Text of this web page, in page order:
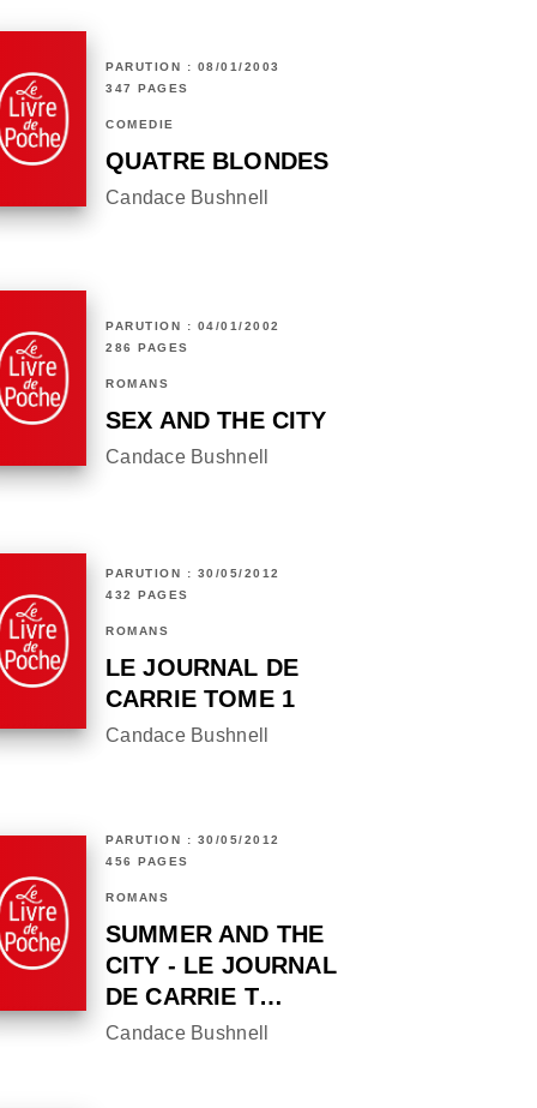
PARUTION : 08/01/2003
347 PAGES
COMÉDIE
QUATRE BLONDES
Candace Bushnell
PARUTION : 04/01/2002
286 PAGES
ROMANS
SEX AND THE CITY
Candace Bushnell
PARUTION : 30/05/2012
432 PAGES
ROMANS
LE JOURNAL DE
CARRIE TOME 1
Candace Bushnell
PARUTION : 30/05/2012
456 PAGES
ROMANS
SUMMER AND THE
CITY - LE JOURNAL
DE CARRIE T…
Candace Bushnell